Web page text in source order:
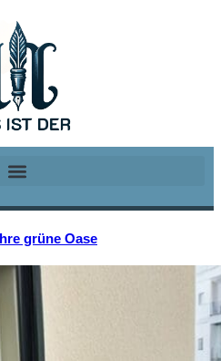
grüne Oase